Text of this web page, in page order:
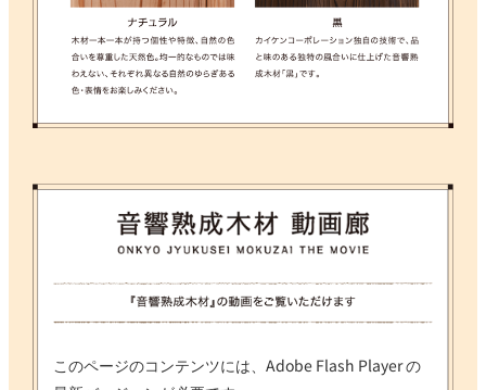
このページのコンテンツには、Adobe Flash Player の